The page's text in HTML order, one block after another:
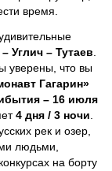
время.
Углич – Тутаев
уверены, что вы
Гагарин»
– 16 июля
4 дня / 3 ночи
рек и озер,
людьми,
на борту